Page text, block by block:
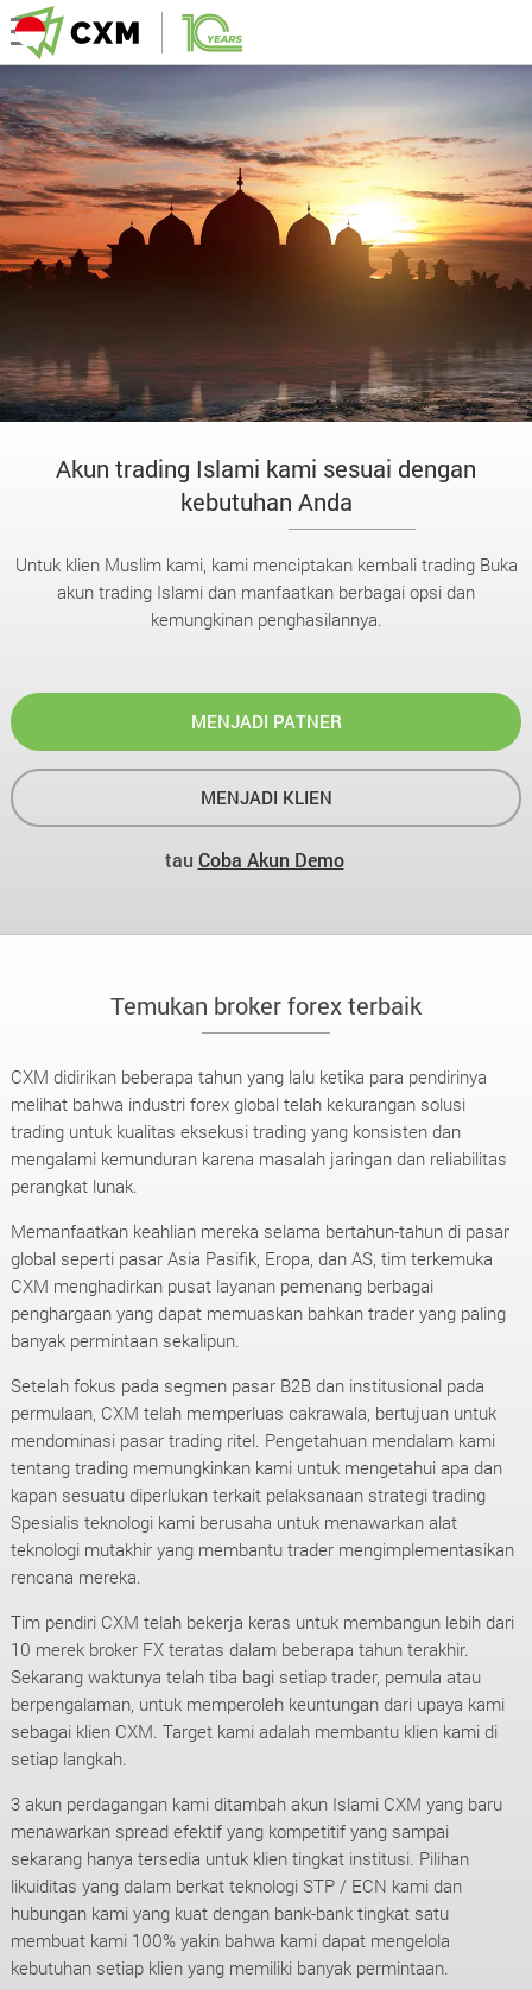
Akun trading Islami kami sesuai dengan
kebutuhan Anda
Untuk klien Muslim kami, kami menciptakan kembali trading Buka
akun trading Islami dan manfaatkan berbagai opsi dan
kemungkinan penghasilannya.
MENJADI PATNER
MENJADI KLIEN
tau Coba Akun Demo
Temukan broker forex terbaik
CXM didirikan beberapa tahun yang lalu ketika para pendirinya
melihat bahwa industri forex global telah kekurangan solusi
trading untuk kualitas eksekusi trading yang konsisten dan
mengalami kemunduran karena masalah jaringan dan reliabilitas
perangkat lunak.
Memanfaatkan keahlian mereka selama bertahun-tahun di pasar
global seperti pasar Asia Pasifik, Eropa, dan AS, tim terkemuka
CXM menghadirkan pusat layanan pemenang berbagai
penghargaan yang dapat memuaskan bahkan trader yang paling
banyak permintaan sekalipun.
Setelah fokus pada segmen pasar B2B dan institusional pada
permulaan, CXM telah memperluas cakrawala, bertujuan untuk
mendominasi pasar trading ritel. Pengetahuan mendalam kami
tentang trading memungkinkan kami untuk mengetahui apa dan
kapan sesuatu diperlukan terkait pelaksanaan strategi trading
Spesialis teknologi kami berusaha untuk menawarkan alat
teknologi mutakhir yang membantu trader mengimplementasikan
rencana mereka.
Tim pendiri CXM telah bekerja keras untuk membangun lebih dari
10 merek broker FX teratas dalam beberapa tahun terakhir.
Sekarang waktunya telah tiba bagi setiap trader, pemula atau
berpengalaman, untuk memperoleh keuntungan dari upaya kami
sebagai klien CXM. Target kami adalah membantu klien kami di
setiap langkah.
3 akun perdagangan kami ditambah akun Islami CXM yang baru
menawarkan spread efektif yang kompetitif yang sampai
sekarang hanya tersedia untuk klien tingkat institusi. Pilihan
likuiditas yang dalam berkat teknologi STP / ECN kami dan
hubungan kami yang kuat dengan bank-bank tingkat satu
membuat kami 100% yakin bahwa kami dapat mengelola
kebutuhan setiap klien yang memiliki banyak permintaan.